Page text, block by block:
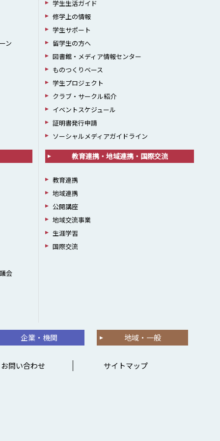
ン
会
学生生活ガイド
修学上の情報
学生サポート
留学生の方へ
図書館・メディア情報センター
ものつくりベース
学生プロジェクト
クラブ・サークル紹介
イベントスケジュール
証明書発行申請
ソーシャルメディアガイドライン
教育連携・地域連携・国際交流
教育連携
地域連携
公開講座
地域交流事業
生涯学習
国際交流
企業・機関 地域・一般
お問い合わせ サイトマップ